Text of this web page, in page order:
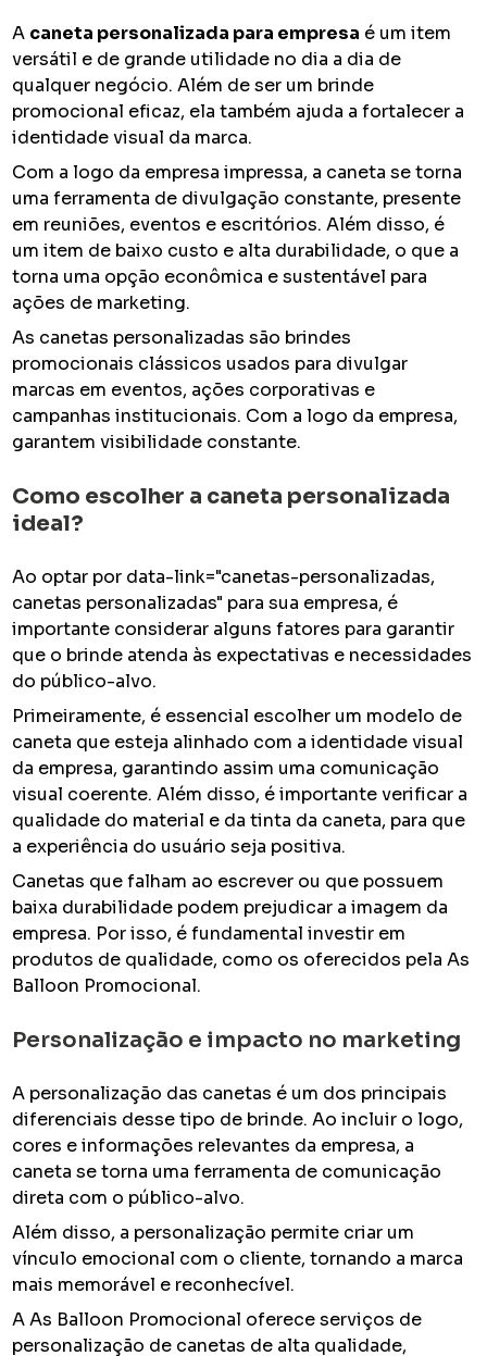
A caneta personalizada para empresa é um item
versátil e de grande utilidade no dia a dia de
qualquer negócio. Além de ser um brinde
promocional eficaz, ela também ajuda a fortalecer a
identidade visual da marca.
Com a logo da empresa impressa, a caneta se torna
uma ferramenta de divulgação constante, presente
em reuniões, eventos e escritórios. Além disso, é
um item de baixo custo e alta durabilidade, o que a
torna uma opção econômica e sustentável para
ações de marketing.
As canetas personalizadas são brindes
promocionais clássicos usados para divulgar
marcas em eventos, ações corporativas e
campanhas institucionais. Com a logo da empresa,
garantem visibilidade constante.
Como escolher a caneta personalizada
ideal?
Ao optar por data-link="canetas-personalizadas,
canetas personalizadas" para sua empresa, é
importante considerar alguns fatores para garantir
que o brinde atenda às expectativas e necessidades
do público-alvo.
Primeiramente, é essencial escolher um modelo de
caneta que esteja alinhado com a identidade visual
da empresa, garantindo assim uma comunicação
visual coerente. Além disso, é importante verificar a
qualidade do material e da tinta da caneta, para que
a experiência do usuário seja positiva.
Canetas que falham ao escrever ou que possuem
baixa durabilidade podem prejudicar a imagem da
empresa. Por isso, é fundamental investir em
produtos de qualidade, como os oferecidos pela As
Balloon Promocional.
Personalização e impacto no marketing
A personalização das canetas é um dos principais
diferenciais desse tipo de brinde. Ao incluir o logo,
cores e informações relevantes da empresa, a
caneta se torna uma ferramenta de comunicação
direta com o público-alvo.
Além disso, a personalização permite criar um
vínculo emocional com o cliente, tornando a marca
mais memorável e reconhecível.
A As Balloon Promocional oferece serviços de
personalização de canetas de alta qualidade,